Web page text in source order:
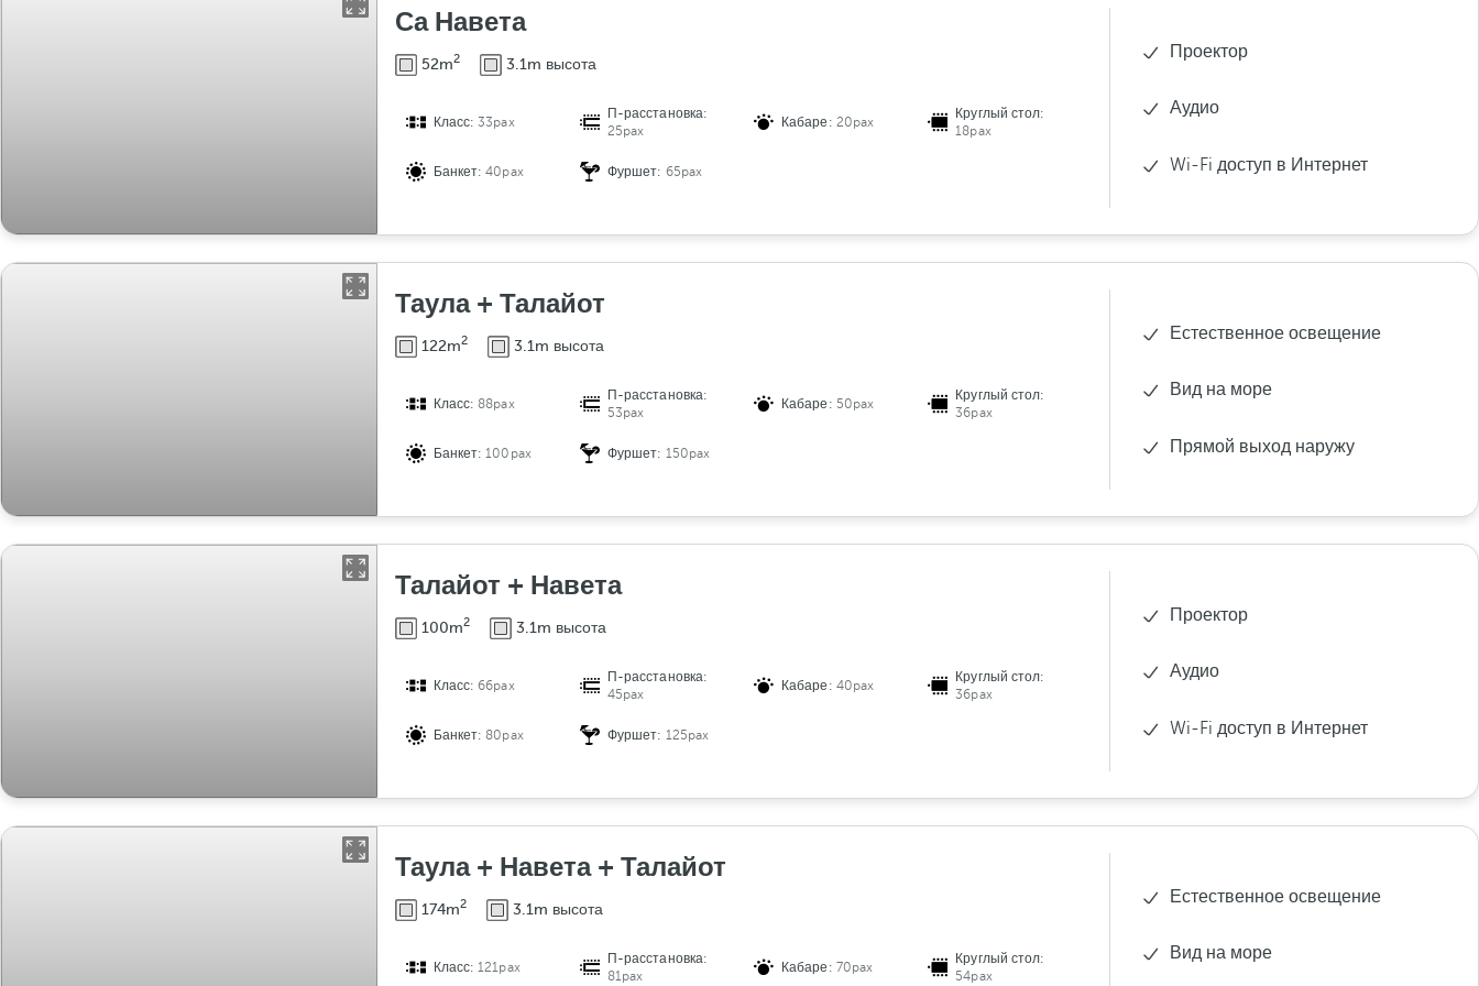
Са Навета
52m2 3.1m высота
Класс:33pax
П-расстановка:
25pax
Кабаре: 20pax
Круглый стол:
18pax
Банкет:40pax Фуршет: 65pax
Проектор
Аудио
Wi-Fi доступ в Интернет
Таула + Талайот
122m2 3.1m высота
Класс:88pax
П-расстановка:
53pax
Кабаре: 50pax
Круглый стол:
36pax
Банкет:100pax Фуршет: 150pax
Естественное освещение
Вид на море
Прямой выход наружу
Талайот + Навета
100m2 3.1m высота
Класс:66pax
П-расстановка:
45pax
Кабаре: 40pax
Круглый стол:
36pax
Банкет:80pax Фуршет: 125pax
Проектор
Аудио
Wi-Fi доступ в Интернет
Таула + Навета + Талайот
174m2 3.1m высота
Класс:121pax
П-расстановка:
81pax
Кабаре: 70pax
Круглый стол:
54pax
Естественное освещение
Вид на море